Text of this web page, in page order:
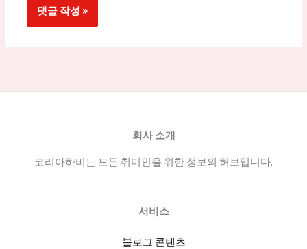
회사 소개
코리아하비는 모든 취미인을 위한 정보의 허브입니다.
서비스
블로그 콘텐츠